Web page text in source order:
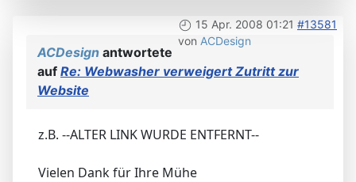
15 Apr. 2008 01:21 #13581
von ACDesign
ACDesign antwortete
auf Re: Webwasher verweigert Zutritt zur
Website
z.B. --ALTER LINK WURDE ENTFERNT--
Vielen Dank für Ihre Mühe